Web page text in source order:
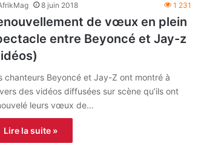
8 juin 2018 1 231
de vœux en plein
entre Beyoncé et Jay-z
chanteurs Beyoncé et Jay-Z ont montré à
des vidéos diffusées sur scène qu’ils ont
leurs vœux de…
Lire la suite »